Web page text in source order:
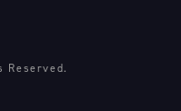
Reserved.